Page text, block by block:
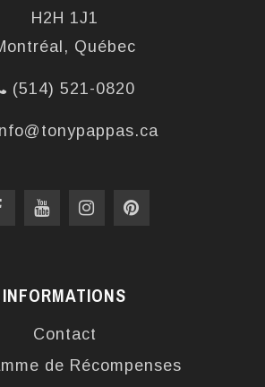
H2H 1J1
Québec
(514) 521-0820
INFORMATIONS
Contact
de Récompenses